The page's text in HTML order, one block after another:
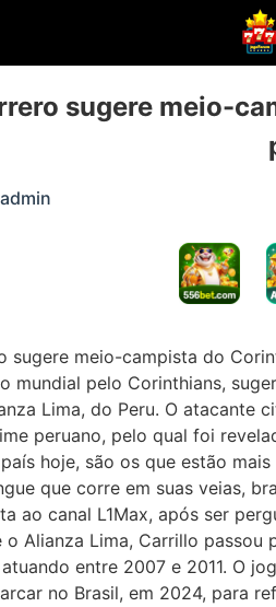
sugere meio-
admin
sugere meio-campista do
mundial pelo Corinthians,
Lima, do Peru. O atacante
peruano, pelo qual foi
hoje, são os que estão
que corre em suas veias,
ao canal L1Max, após ser
o Alianza Lima, Carrillo
entre 2007 e 2011. O
no Brasil, em 2024, para